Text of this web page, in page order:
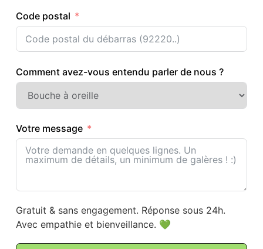
Code postal
Comment avez-vous entendu parler de nous ?
Votre message
Gratuit & sans engagement. Réponse sous 24h.
Avec empathie et bienveillance. 💚